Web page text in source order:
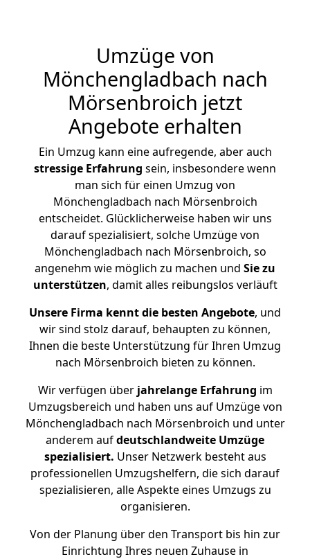
Umzüge von
Mönchengladbach nach
Mörsenbroich jetzt
Angebote erhalten
Ein Umzug kann eine aufregende, aber auch
stressige Erfahrung sein, insbesondere wenn
man sich für einen Umzug von
Mönchengladbach nach Mörsenbroich
entscheidet. Glücklicherweise haben wir uns
darauf spezialisiert, solche Umzüge von
Mönchengladbach nach Mörsenbroich, so
angenehm wie möglich zu machen und Sie zu
unterstützen, damit alles reibungslos verläuft
Unsere Firma kennt die besten Angebote, und
wir sind stolz darauf, behaupten zu können,
Ihnen die beste Unterstützung für Ihren Umzug
nach Mörsenbroich bieten zu können.
Wir verfügen überjahrelange Erfahrung im
Umzugsbereich und haben uns auf Umzüge von
Mönchengladbach nach Mörsenbroich und unter
anderem aufdeutschlandweite Umzüge
spezialisiert. Unser Netzwerk besteht aus
professionellen Umzugshelfern, die sich darauf
spezialisieren, alle Aspekte eines Umzugs zu
organisieren.
Von der Planung über den Transport bis hin zur
Einrichtung Ihres neuen Zuhause in